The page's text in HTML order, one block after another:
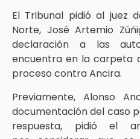
El Tribunal pidió al juez
Norte, José Artemio
declaración a las
encuentra en la carpeta
proceso contra Ancira.
Previamente, Alonso
documentación del caso
respuesta, pidió el